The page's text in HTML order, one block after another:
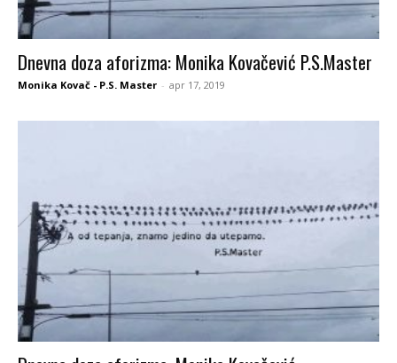
Dnevna doza aforizma: Monika Kovačević P.S.Master
Monika Kovač - P.S. Master - apr 17, 2019